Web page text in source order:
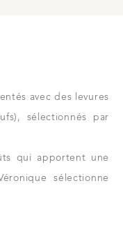
avec des levures
sélectionnés par
qui apportent une
sélectionne